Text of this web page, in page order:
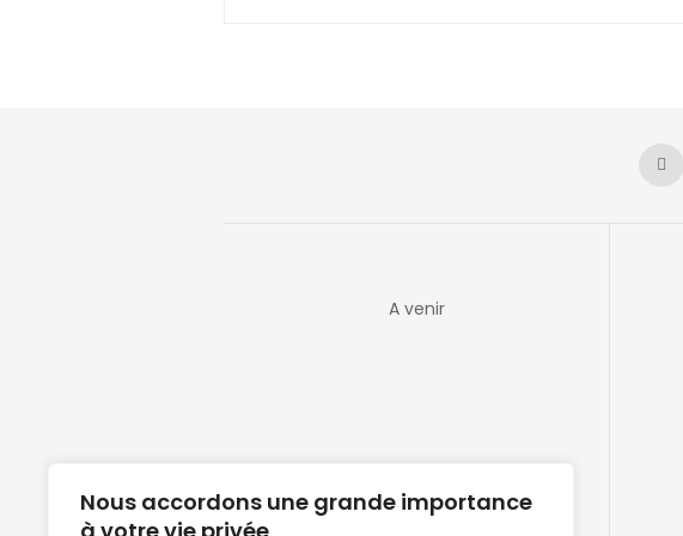
Nous accordons une grande importance
A venir